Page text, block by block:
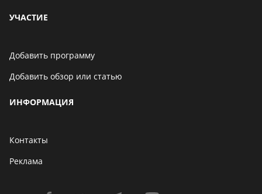
УЧАСТИЕ
Добавить программу
Добавить обзор или статью
ИНФОРМАЦИЯ
Контакты
Реклама